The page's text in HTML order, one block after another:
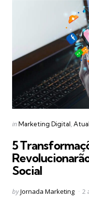
Categories
Posted
inMarketing Digital
5
Social
Posted
byJornada Marketing 2